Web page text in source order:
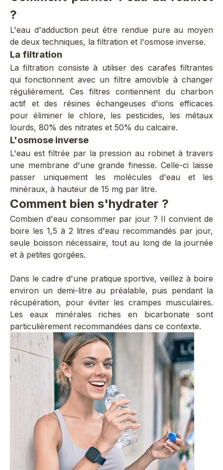
?
L'eau d'adduction peut être rendue pure au moyen
de deux techniques, la filtration et l'osmose inverse.
La filtration
La filtration consiste à utiliser des carafes filtrantes
qui fonctionnent avec un filtre amovible à changer
régulièrement. Ces filtres contiennent du charbon
actif et des résines échangeuses d'ions efficaces
pour éliminer le chlore, les pesticides, les métaux
lourds, 80% des nitrates et 50% du calcaire.
L'osmose inverse
L'eau est filtrée par la pression au robinet à travers
une membrane d'une grande finesse. Celle-ci laisse
passer uniquement les molécules d'eau et les
minéraux, à hauteur de 15 mg par litre.
Comment bien s'hydrater ?
Combien d'eau consommer par jour ? Il convient de
boire les 1,5 à 2 litres d'eau recommandés par jour,
seule boisson nécessaire, tout au long de la journée
et à petites gorgées.
Dans le cadre d'une pratique sportive, veillez à boire
environ un demi-litre au préalable, puis pendant la
récupération, pour éviter les crampes musculaires.
Les eaux minérales riches en bicarbonate sont
particulièrement recommandées dans ce contexte.